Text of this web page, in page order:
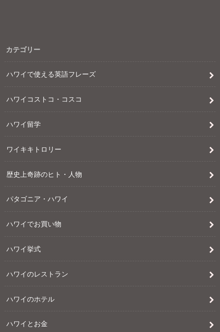
カテゴリー
ハワイで使える英語フレーズ
ハワイコストコ・コスコ
ハワイ留学
ワイキキトロリー
歴史上奇跡のヒト・人物
パタゴニア・ハワイ
ハワイでお買い物
ハワイ挙式
ハワイのレストラン
ハワイのホテル
ハワイとお金